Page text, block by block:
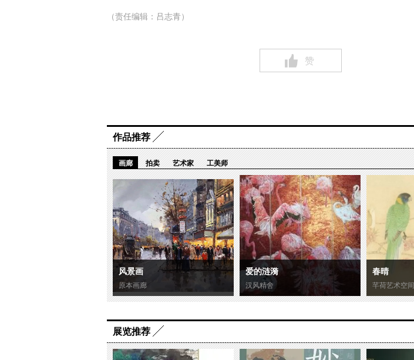
（责任编辑：吕志青）
赞
作品推荐
画廊 拍卖 艺术家 工美师
风景画
原本画廊
爱的涟漪
汉风精舍
春晴
芊荷艺术空间
展览推荐